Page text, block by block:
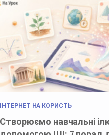
ІНТЕРНЕТ НА КОРИСТЬ
Створюємо навчальні